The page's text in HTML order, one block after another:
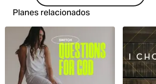
Planes relacionados